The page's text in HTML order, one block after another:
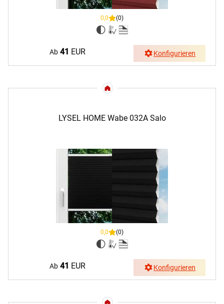
0,0 (0)
Ab 41 EUR Konfigurieren
LYSEL HOME Wabe 032A Salo
0,0 (0)
Ab 41 EUR Konfigurieren